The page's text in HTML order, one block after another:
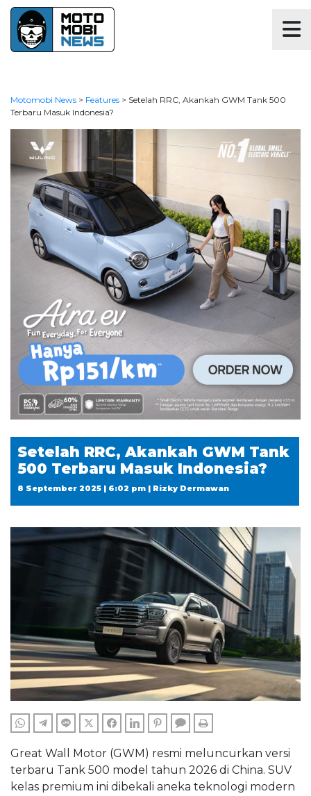
Motomobi News > Features > Setelah RRC, Akankah GWM Tank 500
Terbaru Masuk Indonesia?
Setelah RRC, Akankah GWM Tank
500 Terbaru Masuk Indonesia?
8 September 2025 | 6:02 pm | Rizky Dermawan
WHATSAPPTELEGRAM
LINE TWITTERFACEBOOKLINKEDINPINTERESTCOMMENTS
Great Wall Motor (GWM) resmi meluncurkan versi
terbaru Tank 500 model tahun 2026 di China. SUV
kelas premium ini dibekali aneka teknologi modern